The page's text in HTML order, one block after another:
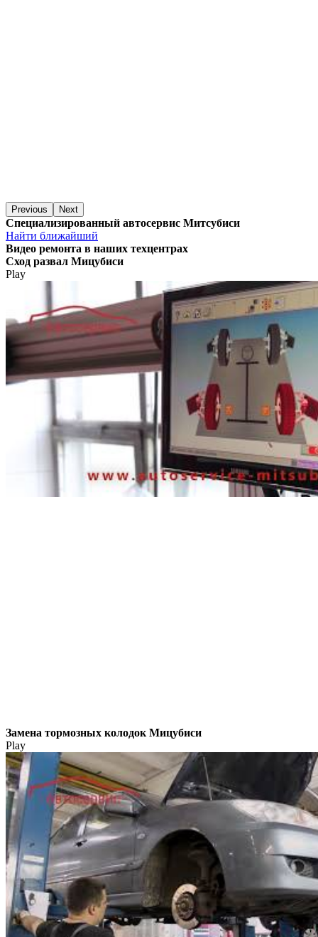
Previous Next
Специализированный автосервис Митсубиси
Найти ближайший
Видео ремонта в наших техцентрах
Сход развал Мицубиси
Play
Замена тормозных колодок Мицубиси
Play